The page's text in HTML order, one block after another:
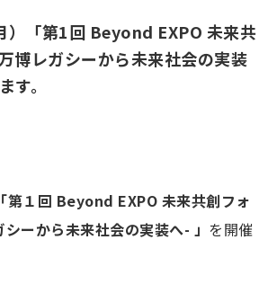
JP EN
）「第1回 Beyond EXPO 未来共
博レガシーから未来社会の実装
す。
「第１回 Beyond EXPO 未来共創フォ
ーから未来社会の実装へ- 」 を開催